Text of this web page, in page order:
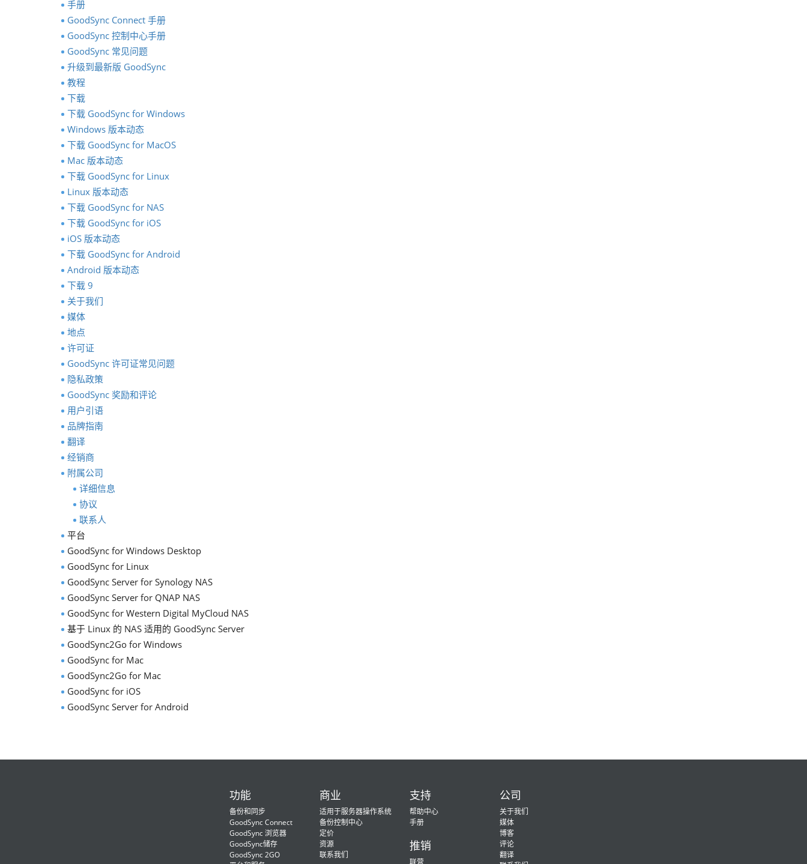
手册
GoodSync Connect 手册
GoodSync 控制中心手册
GoodSync 常见问题
升级到最新版 GoodSync
教程
下载
下载 GoodSync for Windows
Windows 版本动态
下载 GoodSync for MacOS
Mac 版本动态
下载 GoodSync for Linux
Linux 版本动态
下载 GoodSync for NAS
下载 GoodSync for iOS
iOS 版本动态
下载 GoodSync for Android
Android 版本动态
下载 9
关于我们
媒体
地点
许可证
GoodSync 许可证常见问题
隐私政策
GoodSync 奖励和评论
用户引语
品牌指南
翻译
经销商
附属公司
详细信息
协议
联系人
平台
GoodSync for Windows Desktop
GoodSync for Linux
GoodSync Server for Synology NAS
GoodSync Server for QNAP NAS
GoodSync for Western Digital MyCloud NAS
基于 Linux 的 NAS 适用的 GoodSync Server
GoodSync2Go for Windows
GoodSync for Mac
GoodSync2Go for Mac
GoodSync for iOS
GoodSync Server for Android
功能
备份和同步
GoodSync Connect
GoodSync 浏览器
GoodSync储存
GoodSync 2GO
商业
适用于服务器操作系统
备份控制中心
定价
资源
联系我们
支持
帮助中心
手册
推销
联营
公司
关于我们
媒体
博客
评论
翻译